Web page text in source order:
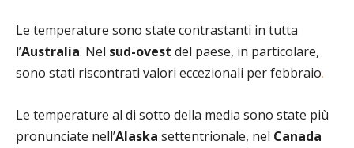
Le temperature sono state contrastanti in tutta
l’Australia. Nel sud-ovest del paese, in particolare,
sono stati riscontrati valori eccezionali per febbraio.
Le temperature al di sotto della media sono state più
pronunciate nell’Alaska settentrionale, nel Canada